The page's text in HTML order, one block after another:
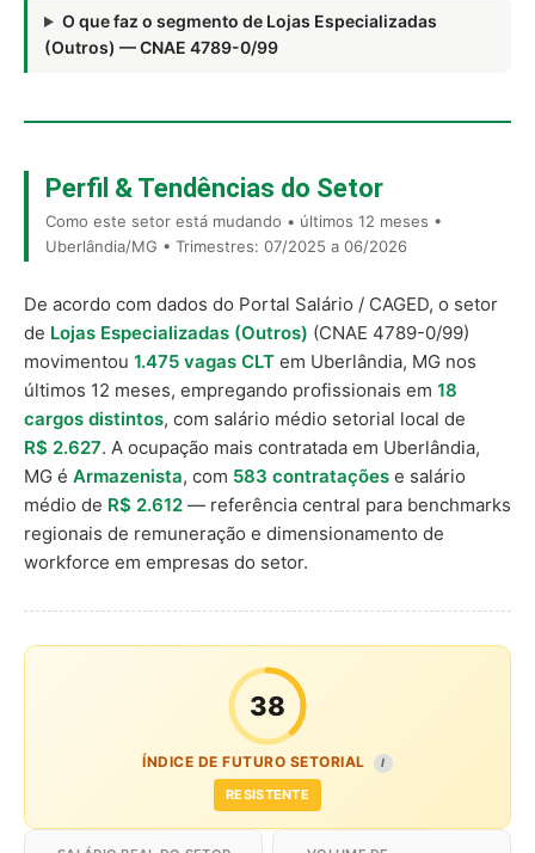
O que faz o segmento de Lojas Especializadas
(Outros) — CNAE 4789-0/99
Perfil & Tendências do Setor
Como este setor está mudando • últimos 12 meses •
Uberlândia/MG • Trimestres: 07/2025 a 06/2026
De acordo com dados do Portal Salário / CAGED, o setor
de Lojas Especializadas (Outros) (CNAE 4789-0/99)
movimentou 1.475 vagas CLT em Uberlândia, MG nos
últimos 12 meses, empregando profissionais em 18
cargos distintos, com salário médio setorial local de
R$ 2.627. A ocupação mais contratada em Uberlândia,
MG é Armazenista, com 583 contratações e salário
médio de R$ 2.612 — referência central para benchmarks
regionais de remuneração e dimensionamento de
workforce em empresas do setor.
38
ÍNDICE DE FUTURO SETORIAL I
RESISTENTE